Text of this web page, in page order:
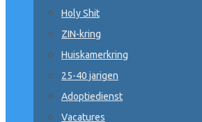
Holy Shit
ZIN-kring
Huiskamerkring
25-40 jarigen
Adoptiedienst
Vacatures